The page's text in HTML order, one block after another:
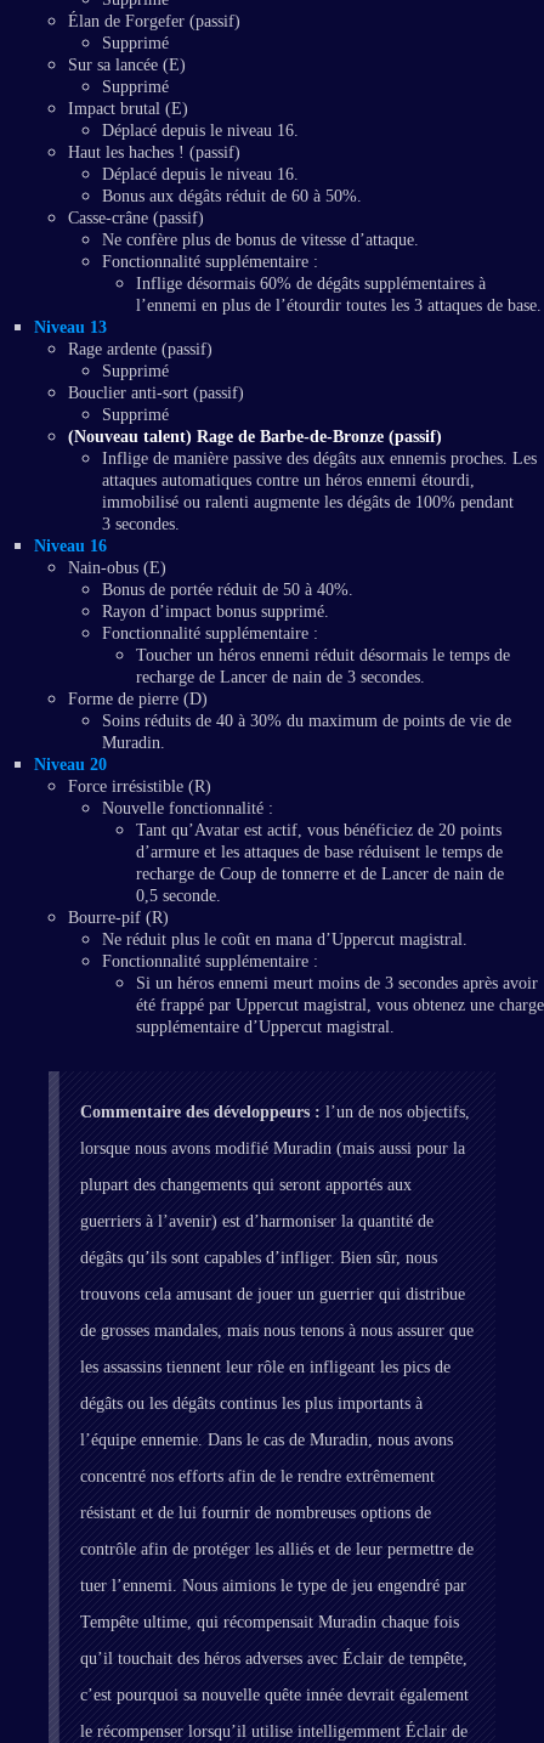
Élan de Forgefer (passif)
Supprimé
Sur sa lancée (E)
Supprimé
Impact brutal (E)
Déplacé depuis le niveau 16.
Haut les haches ! (passif)
Déplacé depuis le niveau 16.
Bonus aux dégâts réduit de 60 à 50%.
Casse-crâne (passif)
Ne confère plus de bonus de vitesse d’attaque.
Fonctionnalité supplémentaire :
Inflige désormais 60% de dégâts supplémentaires à
l’ennemi en plus de l’étourdir toutes les 3 attaques de base.
Niveau 13
Rage ardente (passif)
Supprimé
Bouclier anti-sort (passif)
Supprimé
(Nouveau talent) Rage de Barbe-de-Bronze (passif)
Inflige de manière passive des dégâts aux ennemis proches. Les
attaques automatiques contre un héros ennemi étourdi,
immobilisé ou ralenti augmente les dégâts de 100% pendant
3 secondes.
Niveau 16
Nain-obus (E)
Bonus de portée réduit de 50 à 40%.
Rayon d’impact bonus supprimé.
Fonctionnalité supplémentaire :
Toucher un héros ennemi réduit désormais le temps de
recharge de Lancer de nain de 3 secondes.
Forme de pierre (D)
Soins réduits de 40 à 30% du maximum de points de vie de
Muradin.
Niveau 20
Force irrésistible (R)
Nouvelle fonctionnalité :
Tant qu’Avatar est actif, vous bénéficiez de 20 points
d’armure et les attaques de base réduisent le temps de
recharge de Coup de tonnerre et de Lancer de nain de
0,5 seconde.
Bourre-pif (R)
Ne réduit plus le coût en mana d’Uppercut magistral.
Fonctionnalité supplémentaire :
Si un héros ennemi meurt moins de 3 secondes après avoir
été frappé par Uppercut magistral, vous obtenez une charge
supplémentaire d’Uppercut magistral.
Commentaire des développeurs : l’un de nos objectifs,
lorsque nous avons modifié Muradin (mais aussi pour la
plupart des changements qui seront apportés aux
guerriers à l’avenir) est d’harmoniser la quantité de
dégâts qu’ils sont capables d’infliger. Bien sûr, nous
trouvons cela amusant de jouer un guerrier qui distribue
de grosses mandales, mais nous tenons à nous assurer que
les assassins tiennent leur rôle en infligeant les pics de
dégâts ou les dégâts continus les plus importants à
l’équipe ennemie. Dans le cas de Muradin, nous avons
concentré nos efforts afin de le rendre extrêmement
résistant et de lui fournir de nombreuses options de
contrôle afin de protéger les alliés et de leur permettre de
tuer l’ennemi. Nous aimions le type de jeu engendré par
Tempête ultime, qui récompensait Muradin chaque fois
qu’il touchait des héros adverses avec Éclair de tempête,
c’est pourquoi sa nouvelle quête innée devrait également
le récompenser lorsqu’il utilise intelligemment Éclair de